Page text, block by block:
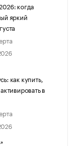
когда
яркий
как купить,
в